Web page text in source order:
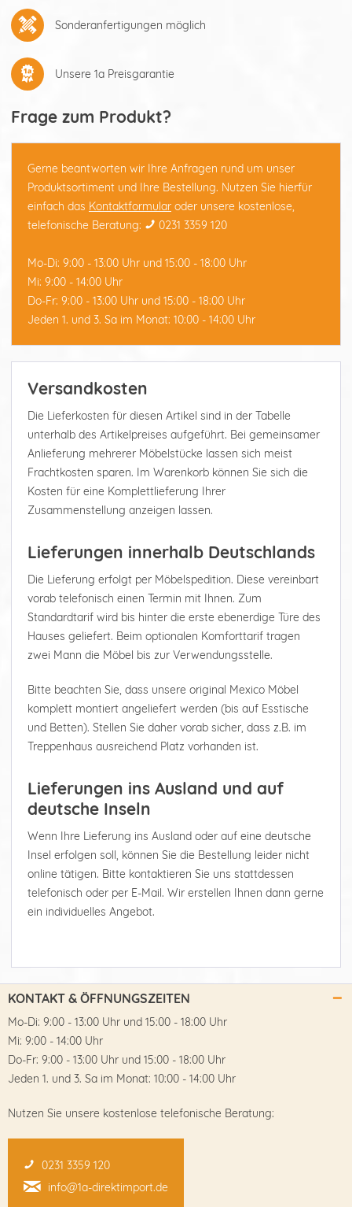
Sonderanfertigungen möglich
Unsere 1a Preisgarantie
Frage zum Produkt?
Gerne beantworten wir Ihre Anfragen rund um unser
Produktsortiment und Ihre Bestellung. Nutzen Sie hierfür
einfach das Kontaktformular oder unsere kostenlose,
telefonische Beratung:
0231 3359 120
Mo-Di: 9:00 - 13:00 Uhr und 15:00 - 18:00 Uhr
Mi: 9:00 - 14:00 Uhr
Do-Fr: 9:00 - 13:00 Uhr und 15:00 - 18:00 Uhr
Jeden 1. und 3. Sa im Monat: 10:00 - 14:00 Uhr
Versandkosten
Die Lieferkosten für diesen Artikel sind in der Tabelle
unterhalb des Artikelpreises aufgeführt. Bei gemeinsamer
Anlieferung mehrerer Möbelstücke lassen sich meist
Frachtkosten sparen. Im Warenkorb können Sie sich die
Kosten für eine Komplettlieferung Ihrer
Zusammenstellung anzeigen lassen.
Lieferungen innerhalb Deutschlands
Die Lieferung erfolgt per Möbelspedition. Diese vereinbart
vorab telefonisch einen Termin mit Ihnen. Zum
Standardtarif wird bis hinter die erste ebenerdige Türe des
Hauses geliefert. Beim optionalen Komforttarif tragen
zwei Mann die Möbel bis zur Verwendungsstelle.
Bitte beachten Sie, dass unsere original Mexico Möbel
komplett montiert angeliefert werden (bis auf Esstische
und Betten). Stellen Sie daher vorab sicher, dass z.B. im
Treppenhaus ausreichend Platz vorhanden ist.
Lieferungen ins Ausland und auf
deutsche Inseln
Wenn Ihre Lieferung ins Ausland oder auf eine deutsche
Insel erfolgen soll, können Sie die Bestellung leider nicht
online tätigen. Bitte kontaktieren Sie uns stattdessen
telefonisch oder per E-Mail. Wir erstellen Ihnen dann gerne
ein individuelles Angebot.
KONTAKT & ÖFFNUNGSZEITEN
Mo-Di: 9:00 - 13:00 Uhr und 15:00 - 18:00 Uhr
Mi: 9:00 - 14:00 Uhr
Do-Fr: 9:00 - 13:00 Uhr und 15:00 - 18:00 Uhr
Jeden 1. und 3. Sa im Monat: 10:00 - 14:00 Uhr
Nutzen Sie unsere kostenlose telefonische Beratung:
0231 3359 120
info@1a-direktimport.de